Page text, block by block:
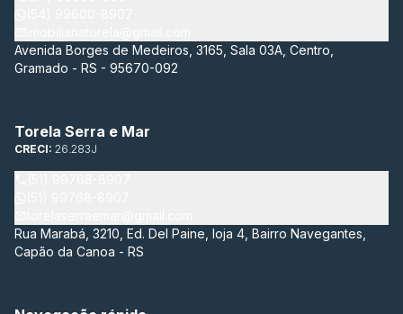
Avenida Borges de Medeiros, 3165, Sala 03A, Centro,
Gramado - RS - 95670-092
Torela Serra e Mar
CRECI: 26.283J
Rua Marabá, 3210, Ed. Del Paine, loja 4, Bairro Navegantes,
Capão da Canoa - RS